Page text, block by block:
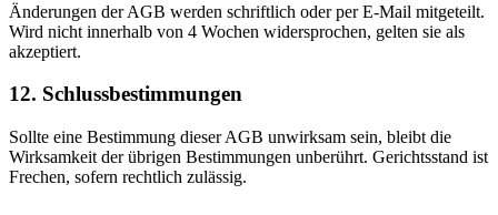
Änderungen der AGB werden schriftlich oder per E-Mail mitgeteilt.
Wird nicht innerhalb von 4 Wochen widersprochen, gelten sie als
akzeptiert.
12. Schlussbestimmungen
Sollte eine Bestimmung dieser AGB unwirksam sein, bleibt die
Wirksamkeit der übrigen Bestimmungen unberührt. Gerichtsstand ist
Frechen, sofern rechtlich zulässig.